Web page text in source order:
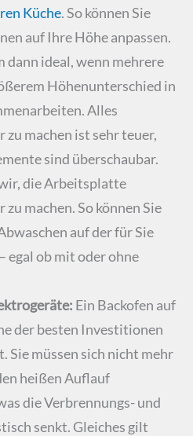
Küche. So können Sie
auf Ihre Höhe anpassen.
dann ideal, wenn mehrere
Höhenunterschied in
Alles
machen ist sehr teuer,
sind überschaubar.
die Arbeitsplatte
machen. So können Sie
auf der für Sie
egal ob mit oder ohne
Ein Backofen auf
der besten Investitionen
Sie müssen sich nicht mehr
heißen Auflauf
die Verbrennungs- und
senkt. Gleiches gilt